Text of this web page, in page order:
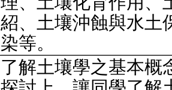
紹、土壤沖蝕與水土
染等。
了解土壤學之基本概